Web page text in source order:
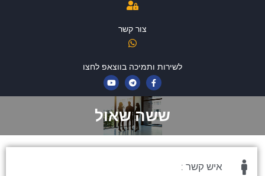
צור קשר
לשירות ותמיכה בווצאפ לחצו
ששה שאול
איש קשר :